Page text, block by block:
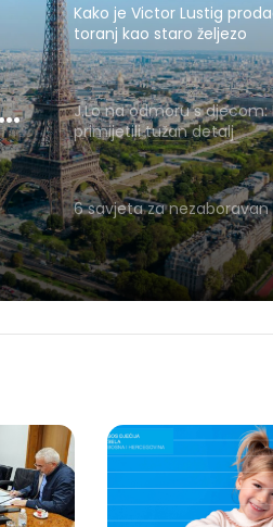
Kako je Victor Lustig
toranj kao staro željezo
J.Lo na odmoru s djecom:
primijetili tužan detalj
6 savjeta za